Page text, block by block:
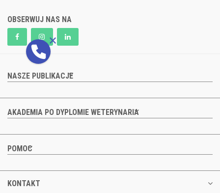
OBSERWUJ NAS NA
NASZE PUBLIKACJE
AKADEMIA PO DYPLOMIE WETERYNARIA
POMOC
KONTAKT